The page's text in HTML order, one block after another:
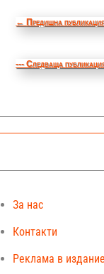
← Предишна
--- Следваща
За нас
Контакти
Реклама в